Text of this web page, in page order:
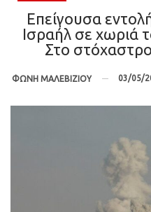
Επείγουσα
Ισραήλ σε χωριά
Στο
ΦΩΝΗ ΜΑΛΕΒΙΖΙΟΥ 03/05/